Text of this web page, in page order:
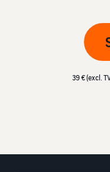
39 € (excl.